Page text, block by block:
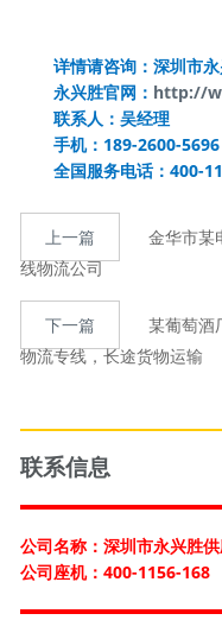
详情请咨询：深圳市永
永兴胜官网： http://
联系人：吴经理
手机：189-2600-5696
全国服务电话：400-
上一篇
金华市某
线物流公司
下一篇
某葡萄酒
物流专线，长途货物运输
联系信息
公司名称：深圳市永兴胜
公司座机：400-1156-168